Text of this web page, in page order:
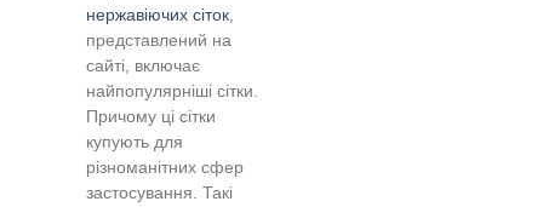
нержавіючих сіток
представлений на
сайті, включає
найпопулярніші сітки.
Причому ці сітки
купують для
різноманітних сфер
застосування. Такі